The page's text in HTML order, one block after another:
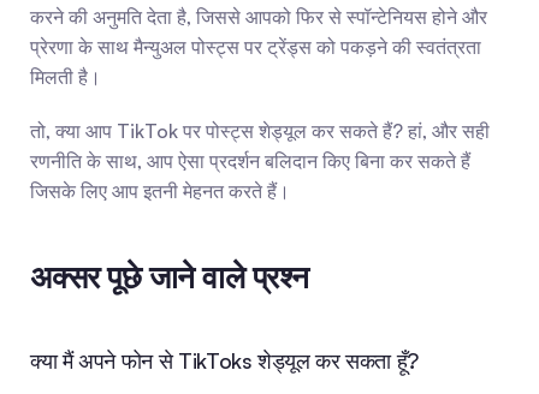
करने की अनुमति देता है, जिससे आपको फिर से स्पॉन्टेनियस होने और
प्रेरणा के साथ मैन्युअल पोस्ट्स पर ट्रेंड्स को पकड़ने की स्वतंत्रता
मिलती है।
तो, क्या आप TikTok पर पोस्ट्स शेड्यूल कर सकते हैं? हां, और सही
रणनीति के साथ, आप ऐसा प्रदर्शन बलिदान किए बिना कर सकते हैं
जिसके लिए आप इतनी मेहनत करते हैं।
अक्सर पूछे जाने वाले प्रश्न
क्या मैं अपने फोन से TikToks शेड्यूल कर सकता हूँ?